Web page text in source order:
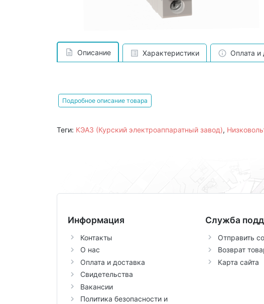
Описание Характеристики Оплата и
Подробное описание товара
Теги: КЭАЗ (Курский электроаппаратный завод),
Информация
Контакты
О нас
Оплата и доставка
Свидетельства
Вакансии
Политика безопасности и
Служба
Отправить
Возврат
Карта сайта